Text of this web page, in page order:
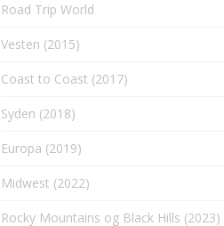
Road Trip World
Vesten (2015)
Coast to Coast (2017)
Syden (2018)
Europa (2019)
Midwest (2022)
Rocky Mountains og Black Hills (2023)